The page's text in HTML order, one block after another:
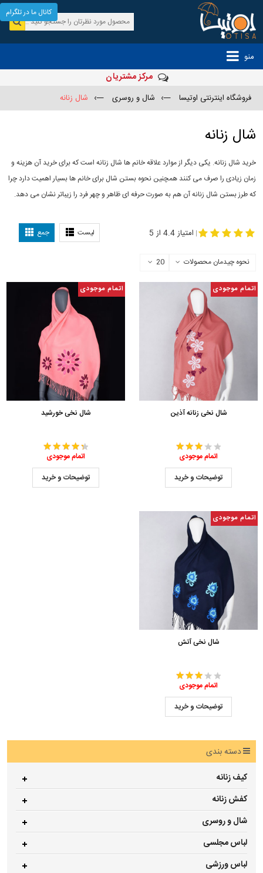
منو
مرکز مشتریان
فروشگاه اینترنتی اوتیسا —› شال و روسری —› شال زنانه
شال زنانه
خرید شال زنانه. یکی دیگر از موارد علاقه خانم ها شال زنانه است که برای خرید آن هزینه و
زمان زیادی را صرف می کنند همچنین نحوه بستن شال برای خانم ها بسیار اهمیت دارد چرا
که طرز بستن شال زنانه آن هم به صورت حرفه ای ظاهر و چهر فرد را زیباتر نشان می دهد.
لیست جمع | امتیاز 4.4 از 5
نحوه چیدمان محصولات 20
اتمام موجودی
شال نخی زنانه آذین
اتمام موجودی
توضیحات و خرید
اتمام موجودی
شال نخی خورشید
اتمام موجودی
توضیحات و خرید
اتمام موجودی
شال نخی آتش
اتمام موجودی
توضیحات و خرید
دسته بندی
کیف زنانه
کفش زنانه
شال و روسری
لباس مجلسی
لباس ورزشی
کانال ما در تلگرام